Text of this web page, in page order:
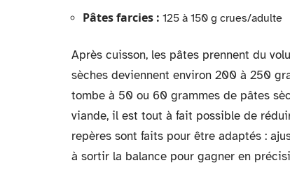
Pâtes farcies : 125 à 150 g crues/adulte
Après cuisson, les pâtes prennent du
sèches deviennent environ 200 à 250
tombe à 50 ou 60 grammes de pâtes
viande, il est tout à fait possible de
repères sont faits pour être adaptés :
à sortir la balance pour gagner en